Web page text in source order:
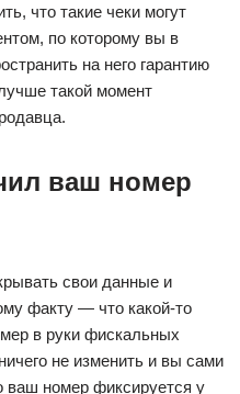
что такие чеки могут
по которому вы в
на него гарантию
такой момент
ваш номер
свои данные и
факту — что какой-то
в руки фискальных
не изменить и вы сами
ваш номер фиксируется у